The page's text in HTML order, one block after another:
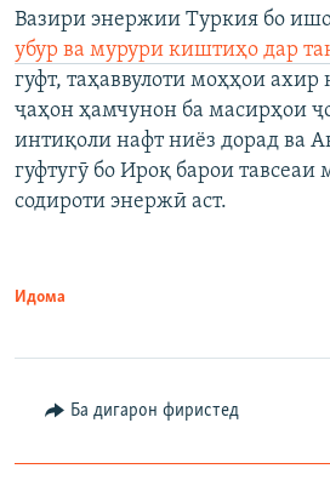
Вазири энержии Туркия бо
убур ва мурури киштиҳо дар
гуфт, таҳаввулоти моҳҳои
ҷаҳон ҳамчунон ба масирҳои
интиқоли нафт ниёз дорад ва
гуфтугӯ бо Ироқ барои
содироти энержӣ аст.
Идома
Ба дигарон фиристед